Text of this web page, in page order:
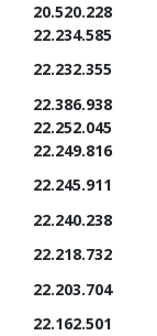
20.520.228
22.234.585
22.232.355
22.386.938
22.252.045
22.249.816
22.245.911
22.240.238
22.218.732
22.203.704
22.162.501